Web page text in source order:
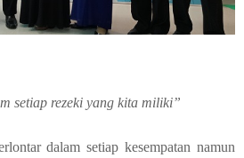
setiap rezeki yang kita miliki”
dalam setiap kesempatan namun